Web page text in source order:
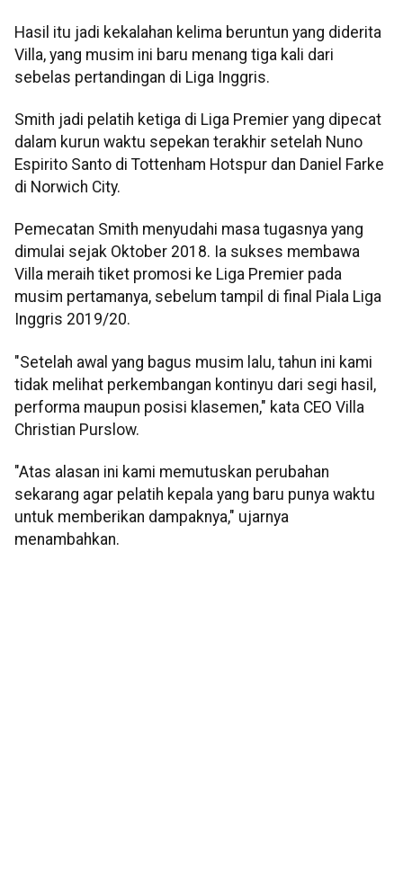
Hasil itu jadi kekalahan kelima beruntun yang diderita
Villa, yang musim ini baru menang tiga kali dari
sebelas pertandingan di Liga Inggris.
Smith jadi pelatih ketiga di Liga Premier yang dipecat
dalam kurun waktu sepekan terakhir setelah Nuno
Espirito Santo di Tottenham Hotspur dan Daniel Farke
di Norwich City.
Pemecatan Smith menyudahi masa tugasnya yang
dimulai sejak Oktober 2018. Ia sukses membawa
Villa meraih tiket promosi ke Liga Premier pada
musim pertamanya, sebelum tampil di final Piala Liga
Inggris 2019/20.
"Setelah awal yang bagus musim lalu, tahun ini kami
tidak melihat perkembangan kontinyu dari segi hasil,
performa maupun posisi klasemen," kata CEO Villa
Christian Purslow.
"Atas alasan ini kami memutuskan perubahan
sekarang agar pelatih kepala yang baru punya waktu
untuk memberikan dampaknya," ujarnya
menambahkan.